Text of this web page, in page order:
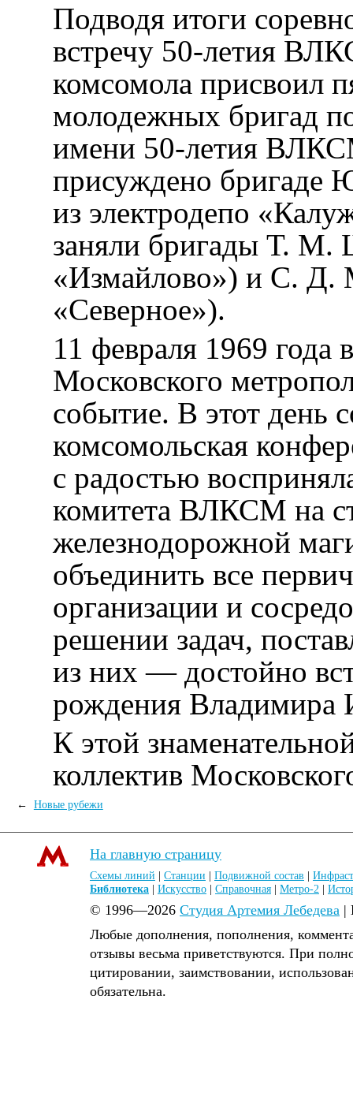
Подводя итоги
встречу 50-летия
комсомола присвоил
молодежных бригад
имени 50-летия
присуждено
из электродепо
заняли бригады Т. М.
«Измайлово») и С. Д.
«Северное»).
11 февраля 1969
Московского
событие. В этот день
комсомольская
с радостью
комитета ВЛКСМ на
железнодорожной
объединить все
организации и
решении задач,
из них — достойно
рождения Владимира
К этой
коллектив
← Новые рубежи
На главную страницу
Схемы линий | Станции | Подвижной состав |
Библиотека | Искусство | Справочная | Метро-2 |
© 1996—2026 Студия Артемия Лебедева |
Любые дополнения, пополнения,
отзывы весьма приветствуются. При
цитировании, заимствовании,
обязательна.